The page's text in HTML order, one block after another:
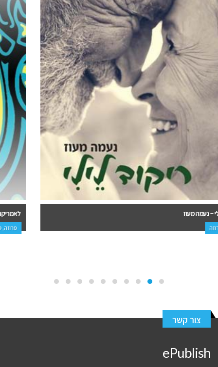
לאמריקה ובחזרה – מרדכי לנדסברג
צור קשר
ePublish